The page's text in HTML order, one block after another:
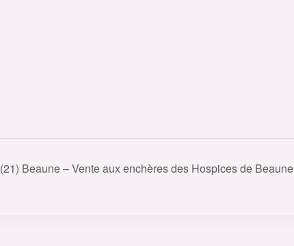
(21) Beaune – Vente aux enchères des Hospices de Beaune